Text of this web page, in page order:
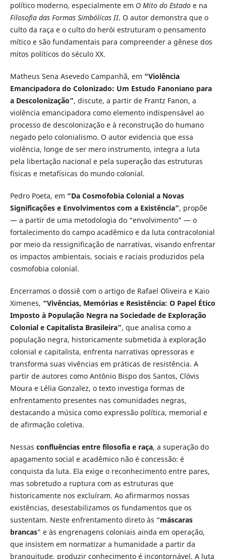
político moderno, especialmente em O Mito do Estadoe na
Filosofia das Formas Simbólicas II. O autor demonstra que o
culto da raça e o culto do herói estruturam o pensamento
mítico e são fundamentais para compreender a gênese dos
mitos políticos do século XX.
Matheus Sena Asevedo Campanhã, em “Violência
Emancipadora do Colonizado: Um Estudo Fanoniano para
a Descolonização”, discute, a partir de Frantz Fanon, a
violência emancipadora como elemento indispensável ao
processo de descolonização e à reconstrução do humano
negado pelo colonialismo. O autor evidencia que essa
violência, longe de ser mero instrumento, integra a luta
pela libertação nacional e pela superação das estruturas
físicas e metafísicas do mundo colonial.
Pedro Poeta, em “Da Cosmofobia Colonial a Novas
Significações e Envolvimentos com a Existência”, propõe
— a partir de uma metodologia do “envolvimento” — o
fortalecimento do campo acadêmico e da luta contracolonial
por meio da ressignificação de narrativas, visando enfrentar
os impactos ambientais, sociais e raciais produzidos pela
cosmofobia colonial.
Encerramos o dossiê com o artigo de Rafael Oliveira e Kaio
Ximenes, “Vivências, Memórias e Resistência: O Papel Ético
Imposto à População Negra na Sociedade de Exploração
Colonial e Capitalista Brasileira”, que analisa como a
população negra, historicamente submetida à exploração
colonial e capitalista, enfrenta narrativas opressoras e
transforma suas vivências em práticas de resistência. A
partir de autores como Antônio Bispo dos Santos, Clóvis
Moura e Lélia Gonzalez, o texto investiga formas de
enfrentamento presentes nas comunidades negras,
destacando a música como expressão política, memorial e
de afirmação coletiva.
Nessas confluências entre filosofia e raça, a superação do
apagamento social e acadêmico não é concessão: é
conquista da luta. Ela exige o reconhecimento entre pares,
mas sobretudo a ruptura com as estruturas que
historicamente nos excluíram. Ao afirmarmos nossas
existências, desestabilizamos os fundamentos que os
sustentam. Neste enfrentamento direto às “máscaras
brancas” e às engrenagens coloniais ainda em operação,
que insistem em normatizar a humanidade a partir da
branquitude, produzir conhecimento é incontornável. A luta